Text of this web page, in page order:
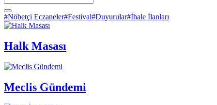
#Nöbetçi Eczaneler#Festival#Duyurular#İhale İlanları
Halk Masası
Meclis Gündemi